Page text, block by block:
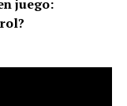
juego: